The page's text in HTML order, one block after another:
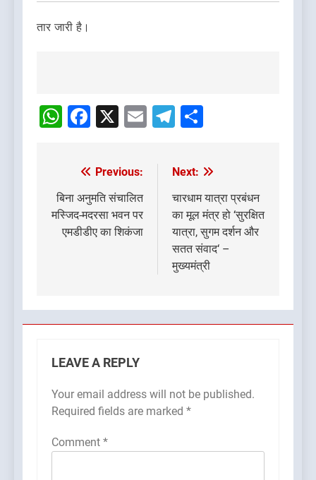
तार जारी है।
navigation
WhatsApp
Facebook
X EmailTelegram
Post
navigation
Previous:
बिना अनुमति संचालित
मस्जिद-मदरसा भवन पर
एमडीडीए का शिकंजा
Next:
चारधाम यात्रा प्रबंधन
का मूल मंत्र हो ‘सुरक्षित
यात्रा, सुगम दर्शन और
सतत संवाद‘ –
मुख्यमंत्री
LEAVE A REPLY
Your email address will not be published.
Required fields are marked *
Comment *